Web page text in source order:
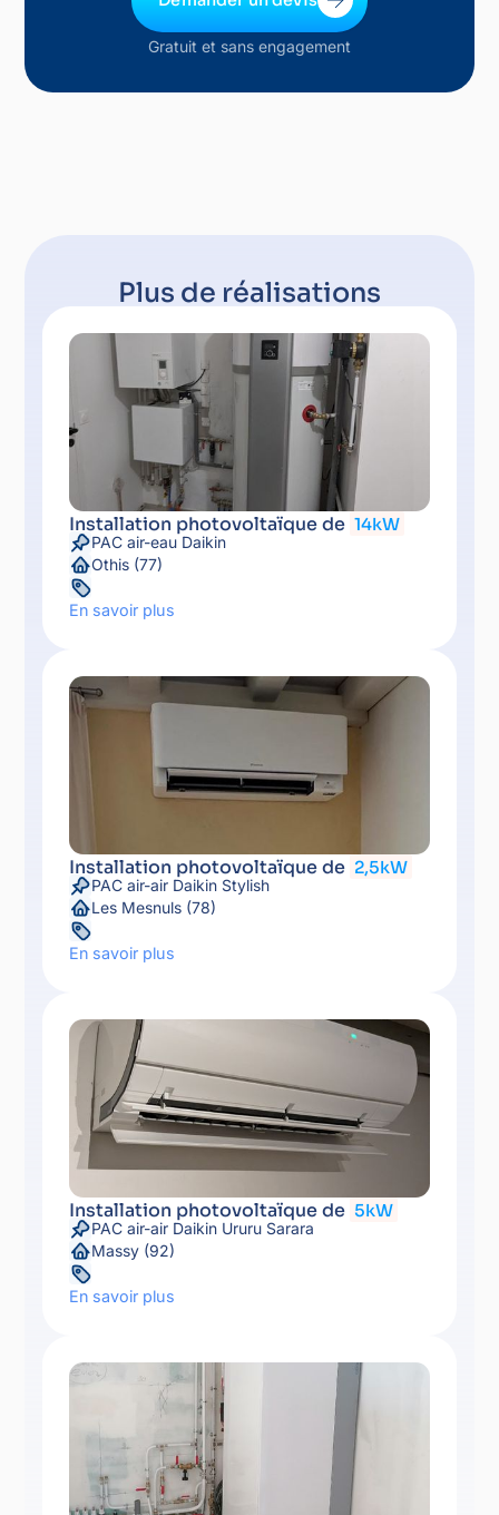
Gratuit et sans engagement
Plus de réalisations
Installation photovoltaïque de 14kW
PAC air-eau Daikin
Othis (77)
En savoir plus
Installation photovoltaïque de 2,5kW
PAC air-air Daikin Stylish
Les Mesnuls (78)
En savoir plus
Installation photovoltaïque de 5kW
PAC air-air Daikin Ururu Sarara
Massy (92)
En savoir plus